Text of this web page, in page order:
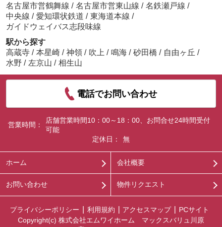
名古屋市営鶴舞線 / 名古屋市営東山線 / 名鉄瀬戸線 /
中央線 / 愛知環状鉄道 / 東海道本線 /
ガイドウェイバス志段味線
駅から探す
高蔵寺 / 本星崎 / 神領 / 吹上 / 鳴海 / 砂田橋 / 自由ヶ丘 /
水野 / 左京山 / 相生山
電話でお問い合わせ
営業時間：
店舗営業時間10：00～18：00、お問合せ24時間受付
可能
定休日：
無
ホーム 会社概要
お問い合わせ 物件リクエスト
プライバシーポリシー 利用規約 アクセスマップ
PCサイト
Copyright(c) 株式会社エムワイホーム マックスバリュ川原